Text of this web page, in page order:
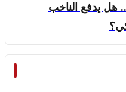
هل يدفع الناخب